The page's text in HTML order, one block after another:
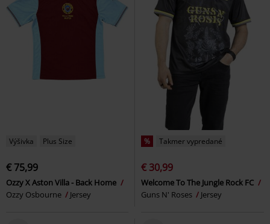
Výšivka Plus Size
€ 75,99
Ozzy X Aston Villa - Back Home
Ozzy Osbourne
Jersey
% Takmer vypredané
€ 30,99
Welcome To The Jungle Rock FC
Guns N' Roses
Jersey